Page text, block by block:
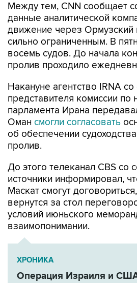
Между тем, CNN сообщает
данные аналитической
движение через Ормузский
сильно ограниченным. В
восемь судов. До начала
пролив проходило
Накануне агентство IRNA
представителя комиссии по
парламента Ирана
Оман смогли согласовать
об обеспечении
пролив.
До этого телеканал CBS со
источники информировал,
Маскат смогут
вернутся за стол
условий июньского
взаимопонимании.
ХРОНИКА
Операция Израиля и